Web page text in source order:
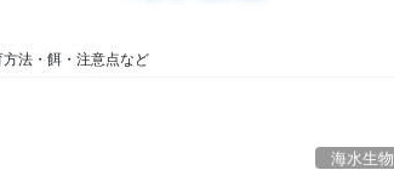
方法・餌・注意点など
海水生物